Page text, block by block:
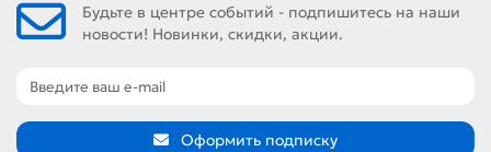
Будьте в центре событий - подпишитесь на наши
новости! Новинки, скидки, акции.
Оформить подписку